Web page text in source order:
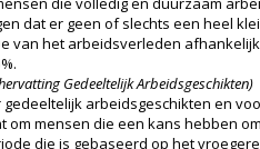
dat er geen of slechts een heel
van het arbeidsverleden
Gedeeltelijk Arbeidsgeschikten)
gedeeltelijk arbeidsgeschikten en
om mensen die een kans hebben
die is gebaseerd op het